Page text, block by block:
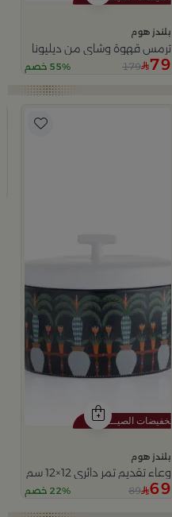
بلندز هوم
ترمس قهوة وشاي من ديليونا
79
179 55% خصم
بلندز هوم
وعاء تقديم تمر دائري 12×12 سم متعدد الألوان من السيراميك مع غطاء من سيلورا
69
89 22% خصم